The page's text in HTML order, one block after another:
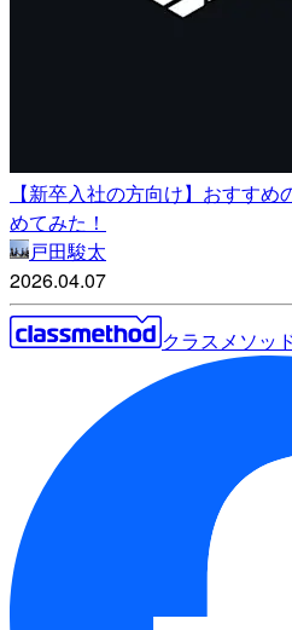
【新卒入社の方向け】おすす
めてみた！
戸田駿太
2026.04.07
クラスメソッ